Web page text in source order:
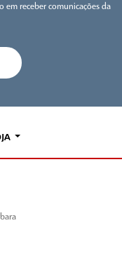
em receber comunicações da